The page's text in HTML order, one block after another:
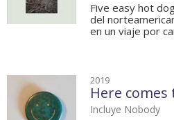
Five easy hot
del
en un viaje por
2019
Here
Incluye Nobody